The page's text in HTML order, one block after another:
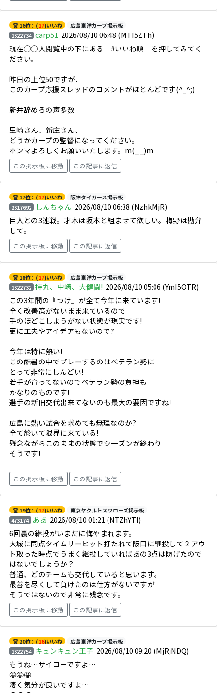
🏆 16位：(17)いいね
広島東洋カープ掲示板
1322734 carp51 2026/08/10 06:48 (MTI5ZTh)
現在◯◯人閲覧中の下にある #いいね順 を押してみてく
ださい。
昨日の上位50ですが、
このカープ応援スレッドのコメントがほとんどです(^_^;)
新井辞めろの声多数
里崎さん、新庄さん、
どうかカープの監督になってください。
ホンマよろしくお願いいたします。m(_ _)m
この掲示板に移動 この記事に返信
🏆 17位：(17)いいね
阪神タイガース掲示板
2317692
しんちゃん 2026/08/10 06:38 (NzhkMjR)
巨人との3連戦。才木は坂本と組ませて欲しい。梅野は勘弁
して。
この掲示板に移動 この記事に返信
🏆 18位：(17)いいね
広島東洋カープ掲示板
1322732 持丸、中崎、大健闘! 2026/08/10 05:06 (YmI5OTR)
この3年間の『つけ』が全て今年に来ています!
全く改善策がないまま来ているので
手のほどこしようがない状態が現実です!
更に工夫やアイデアもないので?
今年は特に熱い!
この酷暑の中でプレーするのはベテラン勢に
とって非常にしんどい!
若手が育ってないのでベテラン勢の負担も
かなりのものです!
選手の新旧交代出来てないのも最大の要因ですね!
広島に熱い試合を求めても無理なのか?
全て於いて限界に来ている!
残念ながらこのままの状態でシ一ズンが終わり
そうです!
この掲示板に移動 この記事に返信
🏆 19位：(17)いいね
東京ヤクルトスワローズ掲示板
473174 ああ 2026/08/10 01:21 (NTZhYTI)
6回裏の継投がいまだに悔やまれます。
大城に同点タイムリーヒット打たれて阪口に継投して２アウ
ト取った時点でうまく継投していればあの3点は防げたので
はないでしょうか？
普通、どのチームも交代していると思います。
最善を尽くして負けたのは仕方がないですが
そうではないので非常に残念です。
この掲示板に移動 この記事に返信
🏆 20位：(16)いいね
広島東洋カープ掲示板
1322754 キュンキュン王子 2026/08/10 09:20 (MjRjNDQ)
もうね…サイコーですよ…
🤩🤩🤩
凄く気分が良いですよ…